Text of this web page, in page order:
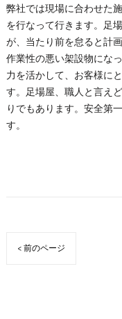
弊社では現場に合わせた
を行なって行きます。足
が、当たり前を怠ると計
作業性の悪い架設物にな
力を活かして、お客様に
す。足場屋、職人と言え
りでもあります。安全第
す。
< 前のページ